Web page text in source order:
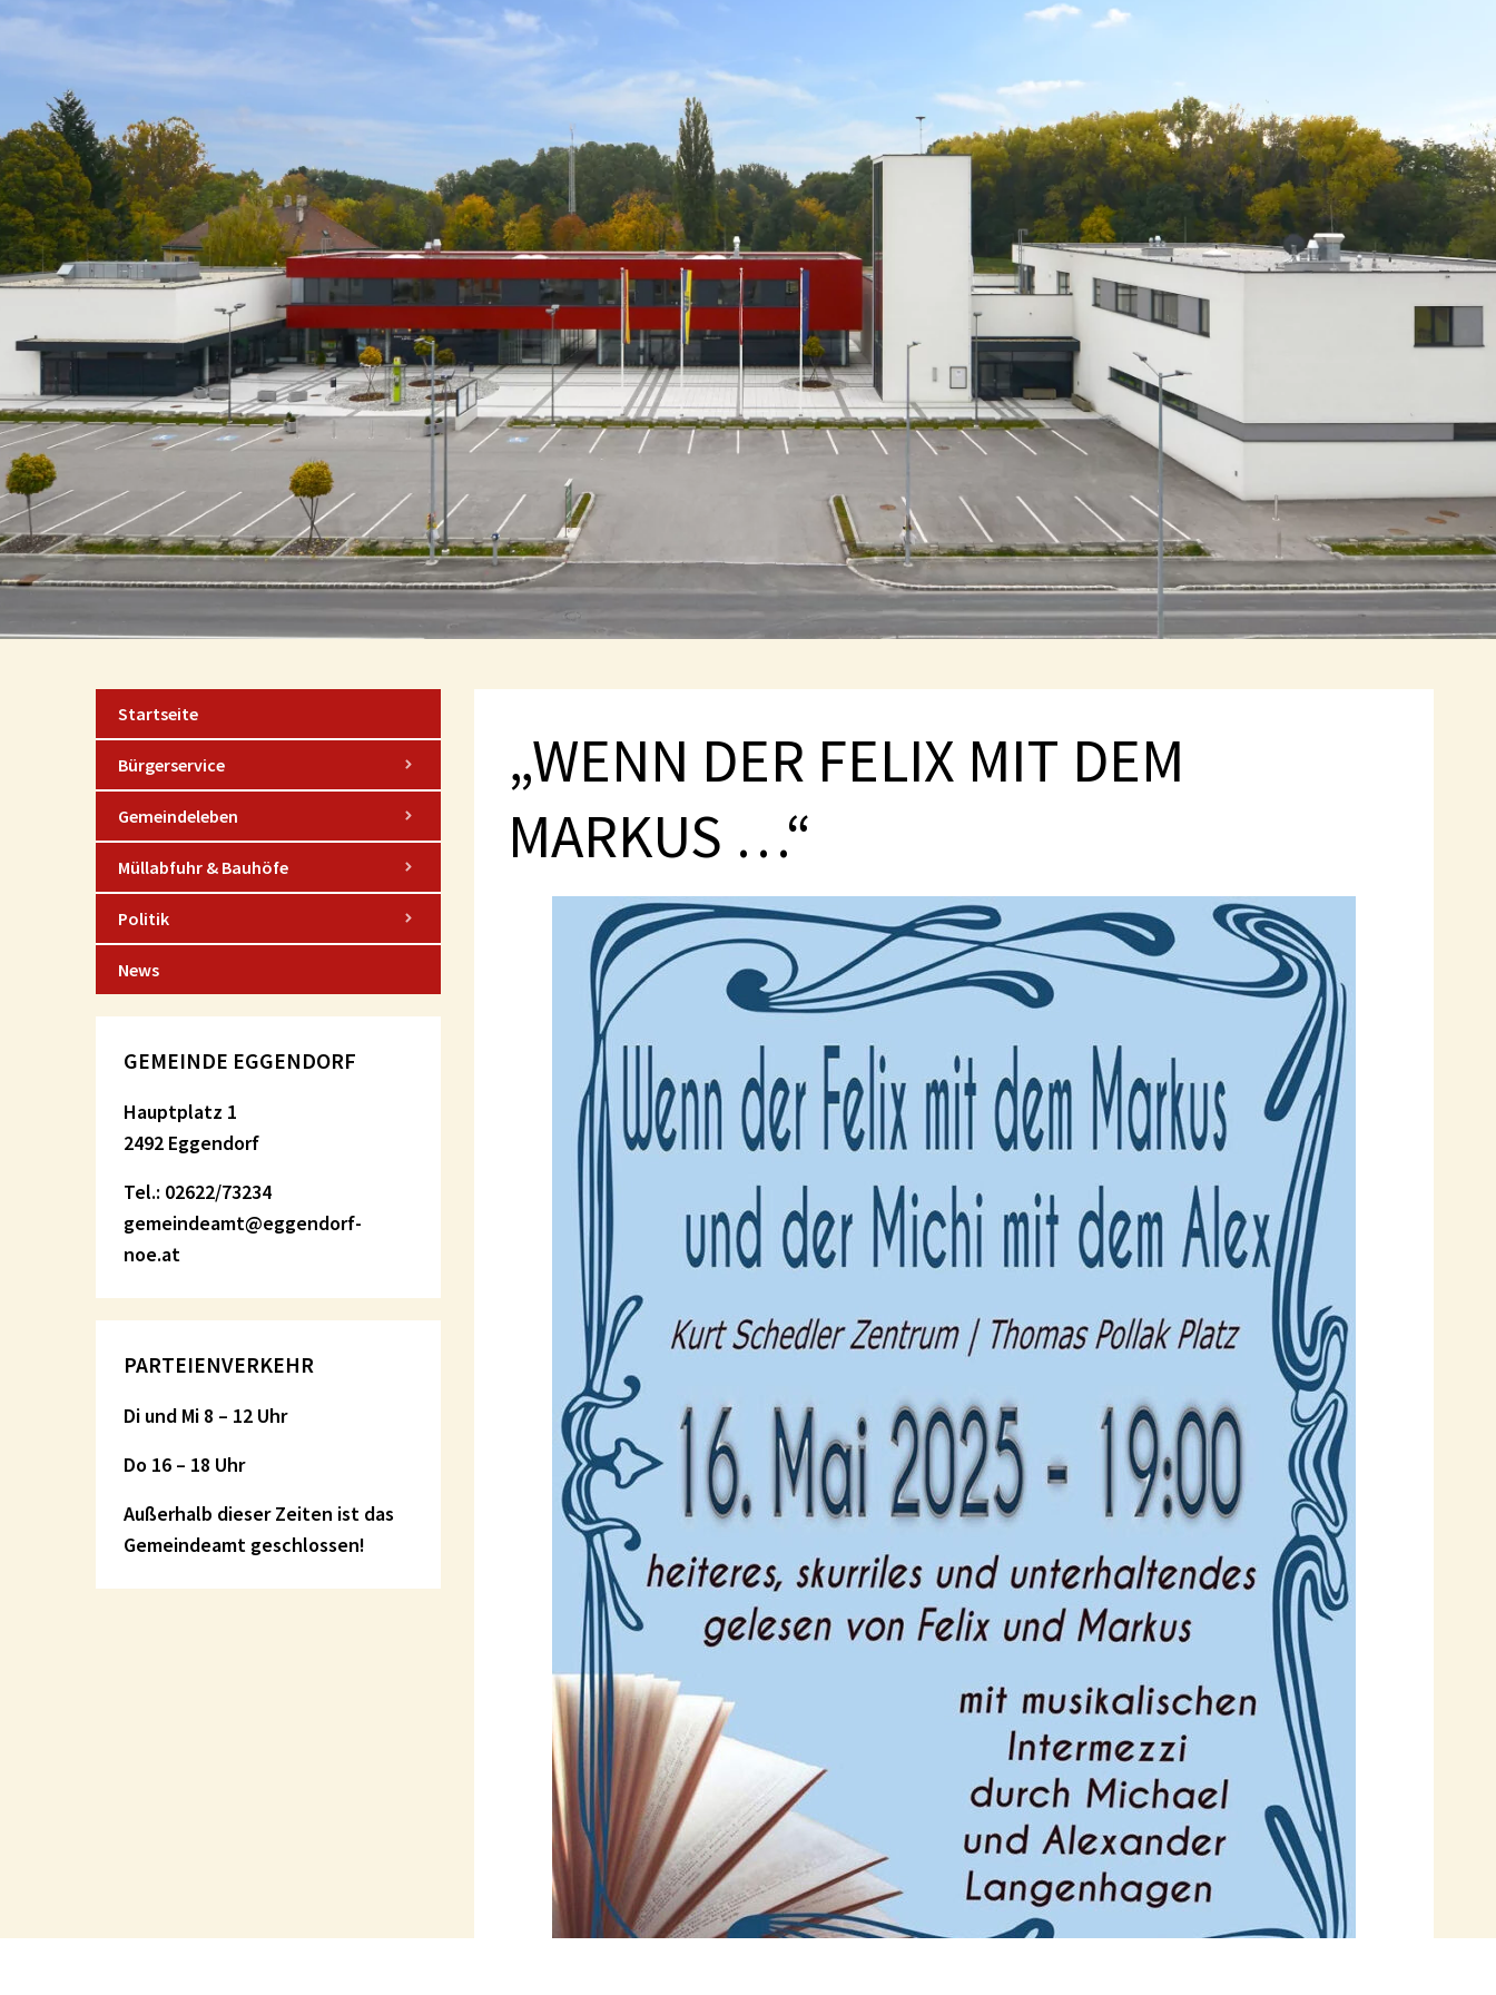
Startseite
Bürgerservice
Gemeindeleben
Müllabfuhr & Bauhöfe
Politik
News
GEMEINDE EGGENDORF
Hauptplatz 1
2492 Eggendorf
Tel.: 02622/73234
gemeindeamt@eggendorf-
noe.at
PARTEIENVERKEHR
Di und Mi 8 – 12 Uhr
Do 16 – 18 Uhr
Außerhalb dieser Zeiten ist das
Gemeindeamt geschlossen!
„WENN DER FELIX MIT DEM
MARKUS …“